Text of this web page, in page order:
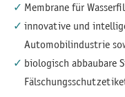
Membrane für
innovative und
Automobilindustrie
biologisch abbaubare